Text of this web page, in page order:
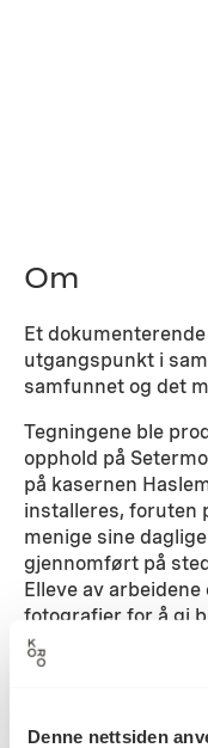
Denne nettsiden
Om
Et
utgangspunkt i
samfunnet og det
Tegningene ble
opphold på
på kasernen
installeres, foruten
menige sine
gjennomført på
Elleve av
fotografier for å gi
om det faktum at
omgivelser og
Detaljer